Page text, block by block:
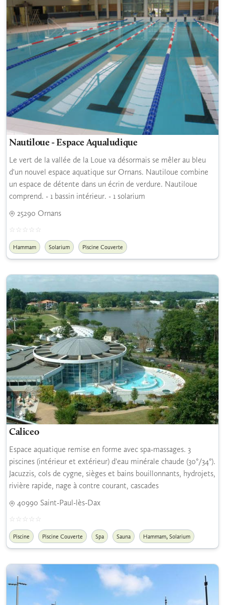
Nautiloue - Espace Aqualudique
Le vert de la vallée de la Loue va désormais se mêler au bleu
d'un nouvel espace aquatique sur Ornans. Nautiloue combine
un espace de détente dans un écrin de verdure. Nautiloue
comprend. - 1 bassin intérieur. - 1 solarium
25290 Ornans
Hammam Solarium Piscine Couverte
Caliceo
Espace aquatique remise en forme avec spa-massages. 3
piscines (intérieur et extérieur) d'eau minérale chaude (30°/34°).
Jacuzzis, cols de cygne, sièges et bains bouillonnants, hydrojets,
rivière rapide, nage à contre courant, cascades
40990 Saint-Paul-lès-Dax
Piscine Piscine Couverte Spa Sauna Hammam, Solarium